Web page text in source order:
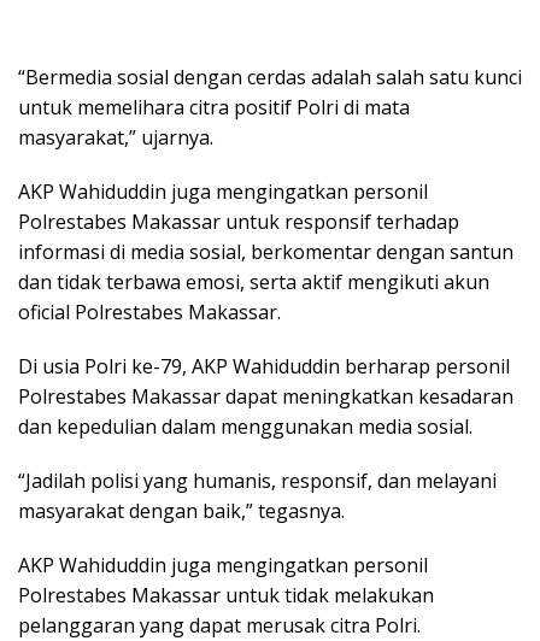
“Bermedia sosial dengan cerdas adalah salah satu kunci
untuk memelihara citra positif Polri di mata
masyarakat,” ujarnya.
AKP Wahiduddin juga mengingatkan personil
Polrestabes Makassar untuk responsif terhadap
informasi di media sosial, berkomentar dengan santun
dan tidak terbawa emosi, serta aktif mengikuti akun
oficial Polrestabes Makassar.
Di usia Polri ke-79, AKP Wahiduddin berharap personil
Polrestabes Makassar dapat meningkatkan kesadaran
dan kepedulian dalam menggunakan media sosial.
“Jadilah polisi yang humanis, responsif, dan melayani
masyarakat dengan baik,” tegasnya.
AKP Wahiduddin juga mengingatkan personil
Polrestabes Makassar untuk tidak melakukan
pelanggaran yang dapat merusak citra Polri.